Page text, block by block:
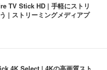
TV Stick HD | 手軽にストリ
| ストリーミングメディアプ